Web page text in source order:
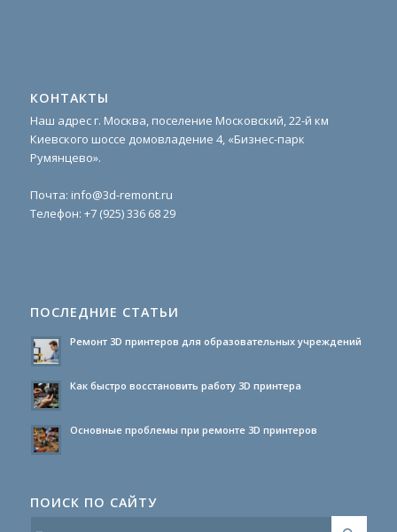
КОНТАКТЫ
Наш адрес г. Москва, поселение Московский, 22-й км
Киевского шоссе домовладение 4, «Бизнес-парк
Румянцево».
Почта: info@3d-remont.ru
Телефон: +7 (925) 336 68 29
ПОСЛЕДНИЕ СТАТЬИ
Ремонт 3D принтеров для образовательных учреждений
Как быстро восстановить работу 3D принтера
Основные проблемы при ремонте 3D принтеров
ПОИСК ПО САЙТУ